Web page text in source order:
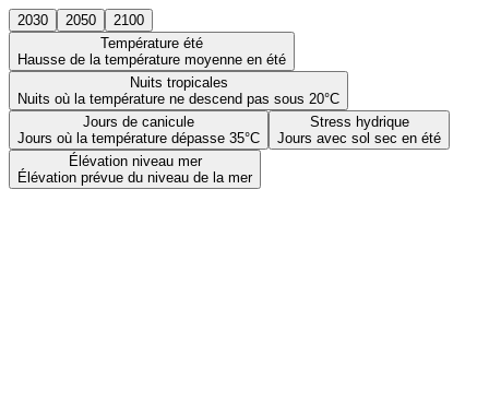
2030 2050
2100
Température été
Hausse de la température moyenne en été
Nuits tropicales
Nuits où la température ne descend pas sous 20°C
Jours de canicule
Jours où la température dépasse 35°C
Stress hydrique
Jours avec sol sec en été
Élévation niveau mer
Élévation prévue du niveau de la mer